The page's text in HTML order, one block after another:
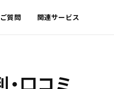
質問 関連サービス
・口コミ